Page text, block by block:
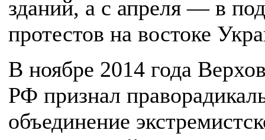
зданий, а с апреля — в
протестов на востоке
В ноябре 2014 года
РФ признал
объединение